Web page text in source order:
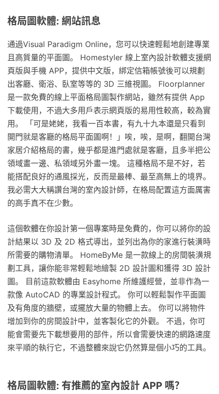
格局圖軟體: 網站訊息
通過Visual Paradigm Online，您可以快速輕鬆地創建專業
且高質量的平面圖。 Homestyler 線上室內設計軟體支援網
頁版與手機 APP，提供中文版，綁定信箱帳號後可以規劃
出客廳、衛浴、臥室等等的 3D 三維視圖。 Floorplanner
是一款免費的線上平面格局圖製作網站，雖然有提供 App
下載使用，不過大多用戶表示網頁版的易用性較高，較為實
用。 「可是姥姥，我看一百本書，有九十九本還是只看到
開門就是客廳的格局平面圖啊！」唉，唉，是啊，翻開台灣
家居介紹格局的書，幾乎都是進門處就是客廳，且多半把公
領域畫一邊、私領域另外畫一塊。 這種格局不是不好，若
能搭配良好的通風採光，反而是最棒、最至高無上的境界。
我必需大大稱讚台灣的室內設計師，在格局配置這方面厲害
的高手真不在少數。
這個軟體在你設計第一個專案時是免費的，你可以將你的設
計結果以 3D 及 2D 格式導出，並列出為你的家進行裝潢時
所需要的購物清單。 HomeByMe 是一款線上的房間裝潢規
劃工具，讓你能非常輕鬆地繪製 2D 設計圖和獲得 3D 設計
圖。 目前這款軟體由 Easyhome 所維護經營，並非作為一
款像 AutoCAD 的專業設計程式。 你可以輕鬆製作平面圖
及有角度的牆壁，或擺放大量的物體上去。 你可以將物件
增加到你的房間設計中，並客製化它的外觀。 不過，你可
能會需要先下載想要用的部件，所以會需要快速的網路速度
來平順的執行它，不過整體來說它仍然算是個小巧的工具。
格局圖軟體: 有推薦的室內設計 APP 嗎？